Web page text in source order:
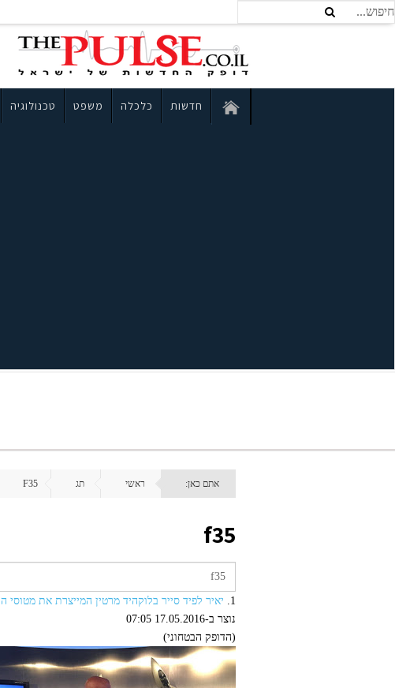
חדשות כלכלה משפט טכנולוגיה
אתם כאן: ראשי תג F35
f35
1.
יאיר לפיד סייר בלוקהיד מרטין המייצרת את מטוסי ה f-35 לישראל
נוצר ב-17.05.2016 07:05
(הדופק הבטחוני)